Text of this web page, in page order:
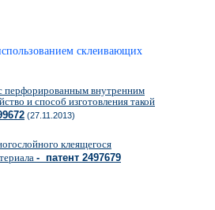
склеивающих
перфорированным внутренним
и способ изготовления такой
(27.11.2013)
клеящегося
- патент 2497679